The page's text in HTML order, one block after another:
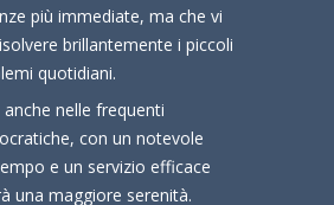
più immediate, ma che vi
brillantemente i piccoli
quotidiani.
nelle frequenti
con un notevole
e un servizio efficace
una maggiore serenità.